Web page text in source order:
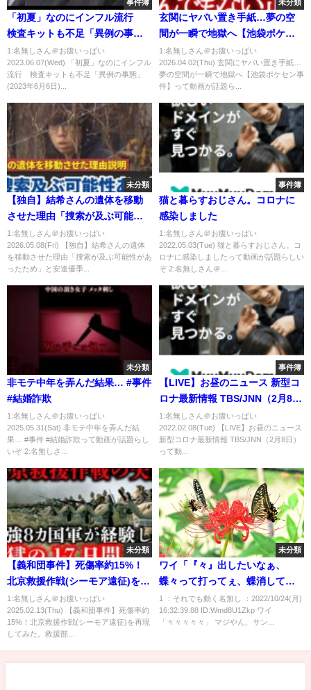
事件簿
「初夏」なのにインフル流行
検査キットも不足「異例の事
態」(2023年6月6日)
1:名無しさん＠お腹いっぱい
2023.06.07(Wed) 「初夏」なのにインフル
流行 検査キットも不足「異例の事態」
(2023年6月6日)...
未分類
玄関にヤバい置き手紙…夢の空
間が一瞬で地獄へ【池袋ポケセ
ン事件】
1:名無しさん＠お腹いっぱい
2026.04.02(Thu) 玄関にヤバい置き手紙…
夢の空間が一瞬で地獄へ【池袋ポケセン事
件】って動画が話題ら...
未分類
【独自】結希さんの遺体を移動
させた理由「捜索が及ぶ可能性
があったため」と安達優季容疑
者が説明 殺害後に4か所へ…動
機解明など進める【京都男児殺
1:名無しさん＠お腹いっぱい
2026.05.08(Fri) 【独自】結希さんの遺体
を移動させた理由「捜索が及ぶ可能性があ
ったため」と安達優季...
事件簿
猫と暮らすおじさん。コロナに
感染しました
1:名無しさん＠お腹いっぱい
2022.05.03(Tue) 猫と暮らすおじさん。コ
ロナに感染しましたって動画が話題らしい
ぞ 2:名無しさん＠...
未分類
非モテ中年を弄んだ結果… #事件
#結婚詐欺
1:名無しさん＠お腹いっぱい
2025.05.31(Sat) 非モテ中年を弄んだ結
果… #事件 #結婚詐欺って動画が話題らし
いぞ 2:名無しさ...
事件簿
【LIVE】お昼のニュース 新型コ
ロナ最新情報 TBS/JNN（2月8
日）
1:名無しさん＠お腹いっぱい
2022.02.08(Tue) 【LIVE】お昼のニュース
新型コロナ最新情報 TBS/JNN（2月8日）
って動...
未分類
【義和団事件】死傷率約15%！
北京救援作戦(シーモア遠征)を再
現してみた。救援部隊がまさか
の救援要請
1:名無しさん＠お腹いっぱい
2025.02.13(Thu) 【義和団事件】死傷率約
15%！北京救援作戦(シーモア遠征)を再現
してみた。救援部...
未分類
ワイ「『々』出したいなぁ、
蝶々って打ってぇ、蝶消して
ぇ...」 バカ「8を上にフリックす
れば出るぞ」
1 ：それでも動く名無し ：2022/10/24(月)
16:32:39.88 ID:Wmd8U1Zkp ワイ
「々々々々々」 マジやん、サン...